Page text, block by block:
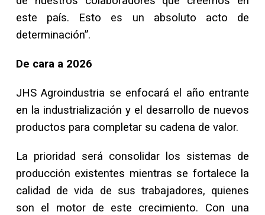
este país. Esto es un absoluto acto de
determinación”.
De cara a 2026
JHS Agroindustria se enfocará el año entrante
en la industrialización y el desarrollo de nuevos
productos para completar su cadena de valor.
La prioridad será consolidar los sistemas de
producción existentes mientras se fortalece la
calidad de vida de sus trabajadores, quienes
son el motor de este crecimiento. Con una